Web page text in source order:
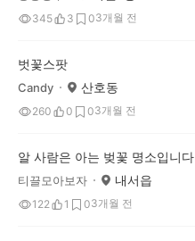
345 3 03개월 전
벗꽃스팟
Candy 산호동
260 0 03개월 전
알 사람은 아는 벚꽃 명소입니다
티끌모아보자 내서읍
122 1 03개월 전